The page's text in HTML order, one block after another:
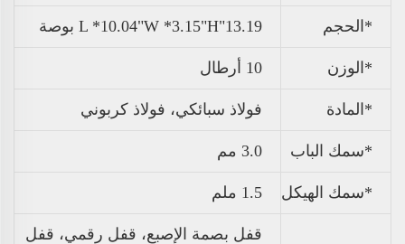
*الحجم 13.19"L *10.04"W *3.15"H بوصة
*الوزن 10 أرطال
*المادة فولاذ سبائكي، فولاذ كربوني
*سمك الباب 3.0 مم
*سمك الهيكل 1.5 ملم
قفل بصمة الإصبع، قفل رقمي، قفل